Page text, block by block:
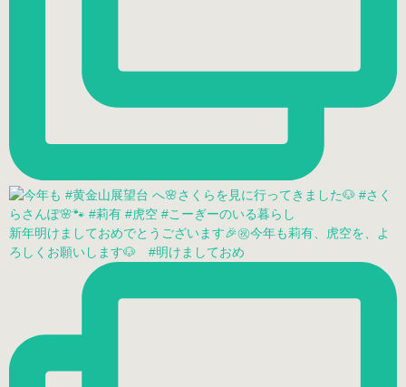
新年明けましておめでとうございます🎉㊗️今年も莉有、虎空を、よ
ろしくお願いします🐶 #明けましておめ